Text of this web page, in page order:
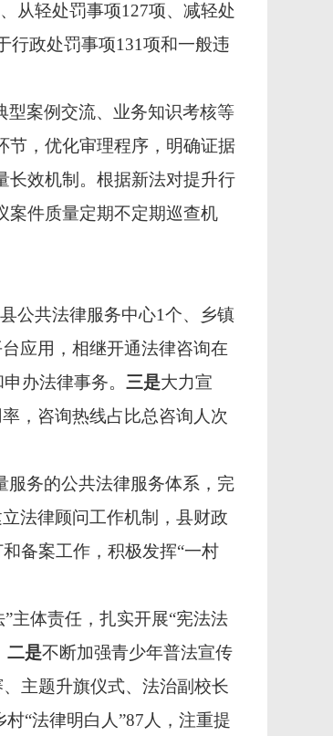
从轻处罚事项127项、减轻处
行政处罚事项131项和一般违
型案例交流、业务知识考核等
节，优化审理程序，明确证据
长效机制。根据新法对提升行
案件质量定期不定期巡查机
公共法律服务中心1个、乡镇
应用，相继开通法律咨询在
办法律事务。 三是大力宣
，咨询热线占比总咨询人次
服务的公共法律服务体系，完
法律顾问工作机制，县财政
备案工作，积极发挥“一村
主体责任，扎实开展“宪法法
二是不断加强青少年普法宣传
主题升旗仪式、法治副校长
“法律明白人”87人，注重提